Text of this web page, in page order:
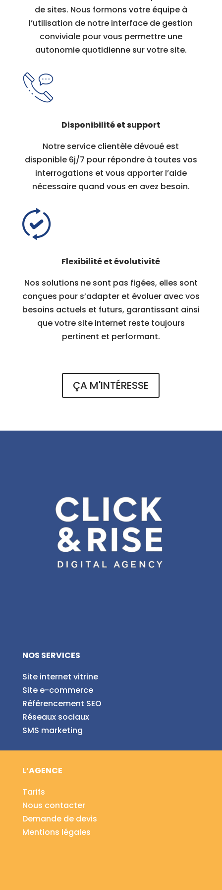
de sites. Nous formons votre équipe à
l’utilisation de notre interface de gestion
conviviale pour vous permettre une
autonomie quotidienne sur votre site.
Disponibilité et support
Notre service clientèle dévoué est
disponible 6j/7 pour répondre à toutes vos
interrogations et vous apporter l’aide
nécessaire quand vous en avez besoin.
Flexibilité et évolutivité
Nos solutions ne sont pas figées, elles sont
conçues pour s’adapter et évoluer avec vos
besoins actuels et futurs, garantissant ainsi
que votre site internet reste toujours
pertinent et performant.
ÇA M'INTÉRESSE
NOS SERVICES
Site internet vitrine
Site e-commerce
Référencement SEO
Réseaux sociaux
SMS marketing
L’AGENCE
Tarifs
Nous contacter
Demande de devis
Mentions légales